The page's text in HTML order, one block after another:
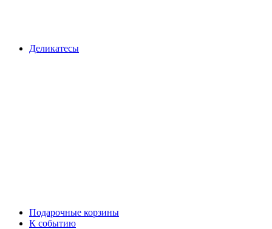
Деликатесы
Подарочные корзины
К событию